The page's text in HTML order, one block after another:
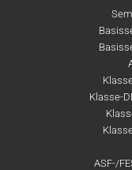
Klasse-
ASF-/